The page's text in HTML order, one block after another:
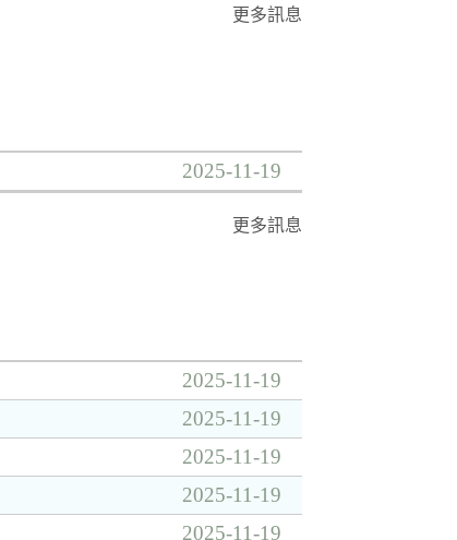
更多訊息
2025-11-19
更多訊息
2025-11-19
2025-11-19
2025-11-19
2025-11-19
2025-11-19